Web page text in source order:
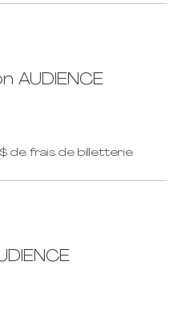
AUDIENCE
$ de frais de billetterie